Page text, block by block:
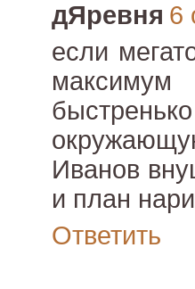
дЯревня 6
если
максимум
Иванов
и план
Ответить